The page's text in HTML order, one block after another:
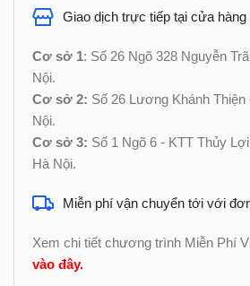
Giao dịch trực tiếp tại cửa hàng
Cơ sở 1: Số 26 Ngõ 328 Nguyễn
Nội.
Cơ sở 2: Số 26 Lương Khánh
Nội.
Cơ sở 3: Số 1 Ngõ 6 - KTT Thủy
Hà Nội.
Miễn phí vận chuyển tới với
Xem chi tiết chương trình Miễn Phí
vào đây.